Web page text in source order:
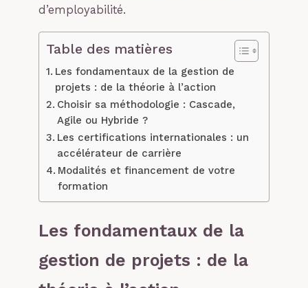
d’employabilité.
Table des matières
Les fondamentaux de la gestion de
projets : de la théorie à l’action
Choisir sa méthodologie : Cascade,
Agile ou Hybride ?
Les certifications internationales : un
accélérateur de carrière
Modalités et financement de votre
formation
Les fondamentaux de la
gestion de projets : de la